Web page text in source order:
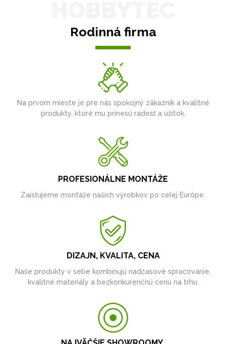
Rodinná firma
Na prvom mieste je pre nás spokojný zákazník a kvalitné
produkty, ktoré mu prinesú radosť a úžitok.
PROFESIONÁLNE MONTÁŽE
Zaisťujeme montáže našich výrobkov po celej Európe.
DIZAJN, KVALITA, CENA
Naše produkty v sebe kombinujú nadčasové spracovanie,
kvalitné materiály a bezkonkurenčnú cenu na trhu.